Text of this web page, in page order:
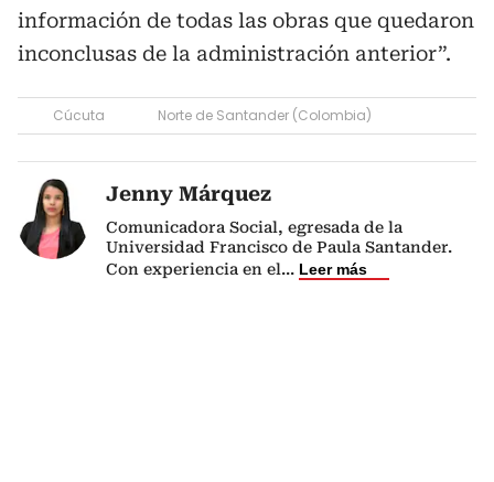
información de todas las obras que quedaron
inconclusas de la administración anterior”.
Cúcuta Norte de Santander (Colombia)
Jenny Márquez
Comunicadora Social, egresada de la
Universidad Francisco de Paula Santander.
Con experiencia en el... Leer más